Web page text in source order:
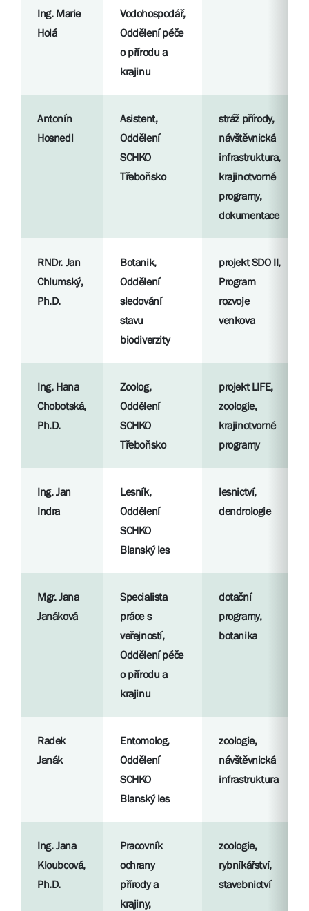
Ing. Marie
Holá
Vodohospodář,
Oddělení péče
o přírodu a
krajinu
Antonín
Hosnedl
Asistent,
Oddělení
SCHKO
Třeboňsko
stráž přírody,
návštěvnická
infrastruktura,
krajinotvorné
programy,
dokumentace
RNDr. Jan
Chlumský,
Ph.D.
Botanik,
Oddělení
sledování
stavu
biodiverzity
projekt SDO II,
Program
rozvoje
venkova
Ing. Hana
Chobotská,
Ph.D.
Zoolog,
Oddělení
SCHKO
Třeboňsko
projekt LIFE,
zoologie,
krajinotvorné
programy
Ing. Jan
Indra
Lesník,
Oddělení
SCHKO
Blanský les
lesnictví,
dendrologie
Mgr. Jana
Janáková
Specialista
práce s
veřejností,
Oddělení péče
o přírodu a
krajinu
dotační
programy,
botanika
Radek
Janák
Entomolog,
Oddělení
SCHKO
Blanský les
zoologie,
návštěvnická
infrastruktura
Ing. Jana
Kloubcová,
Ph.D.
Pracovník
ochrany
přírody a
krajiny,
zoologie,
rybníkářství,
stavebnictví